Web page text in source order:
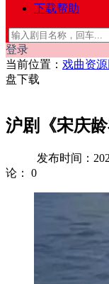
下载帮助
登录
当前位置： 戏曲资源
盘下载
沪剧《宋庆
发布时间：
论：
0